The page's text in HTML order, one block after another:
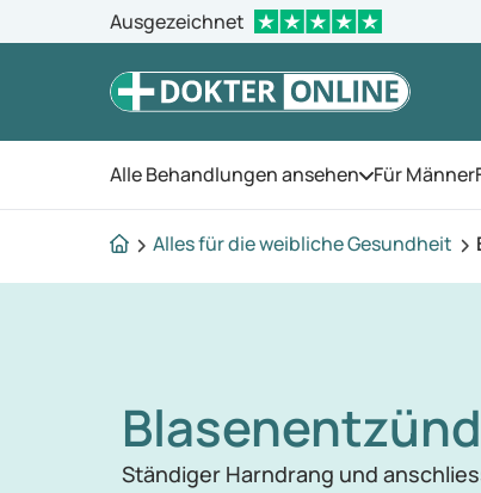
Ausgezeichnet
Alle Behandlungen ansehen Öffnen Sie
Für Männer
Alles für die weibliche Gesundheit
Ständiger Harndrang und